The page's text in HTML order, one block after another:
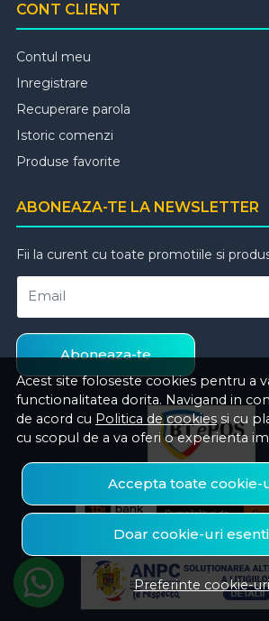
Acest site foloseste cookies pentru a
functionalitatea dorita. Navigand in
de acord cu Politica de cookies si cu
cu scopul de a va oferi o experienta
Accepta toate cookie-
Doar cookie-uri
Preferinte cookie-uri
CONT CLIENT
Contul meu
Inregistrare
Recuperare parola
Istoric comenzi
Produse favorite
ABONEAZA-TE LA NEWSLETTER
Fii la curent cu toate promotiile si
Email
Aboneaza-te